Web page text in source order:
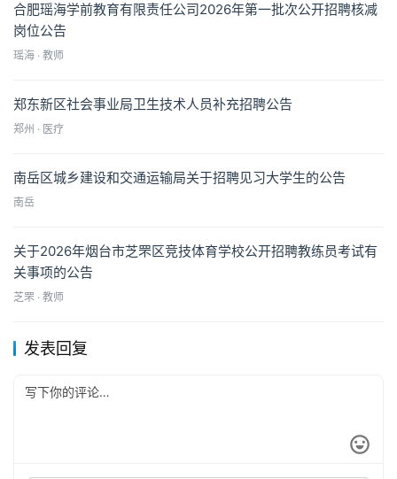
合肥瑶海学前教育有限责任公司2026年第一批次公开招聘核减
岗位公告
瑶海 · 教师
郑东新区社会事业局卫生技术人员补充招聘公告
郑州 · 医疗
南岳区城乡建设和交通运输局关于招聘见习大学生的公告
南岳
关于2026年烟台市芝罘区竞技体育学校公开招聘教练员考试有
关事项的公告
芝罘 · 教师
发表回复